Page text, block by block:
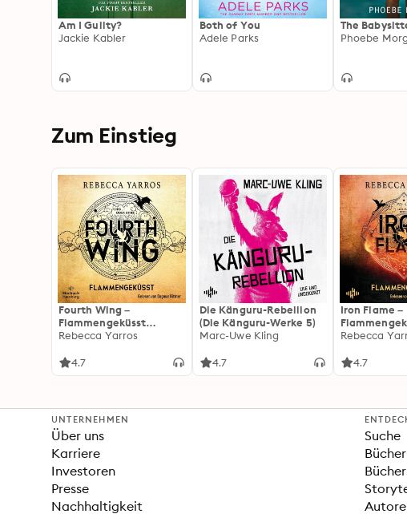
Am I Guilty?
Jackie Kabler
Both of You
Adele Parks
The
Phoebe
Zum Einstieg
Fourth Wing –
Flammengeküsst
(Flammengeküsst-Reihe
Rebecca Yarros
4.7
Die Känguru-Rebellion
(Die Känguru-Werke 5)
Marc-Uwe Kling
4.7
Iron Flame –
Fortsetzung
Rebecca
4.7
UNTERNEHMEN
Über uns
Karriere
Investoren
Presse
Nachhaltigkeit
Suche
Bücher